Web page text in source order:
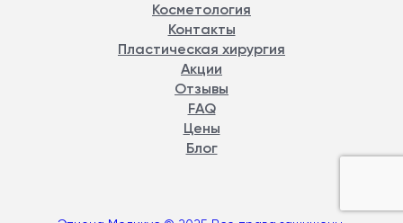
Косметология
Контакты
Пластическая хирургия
Акции
Отзывы
FAQ
Цены
Блог